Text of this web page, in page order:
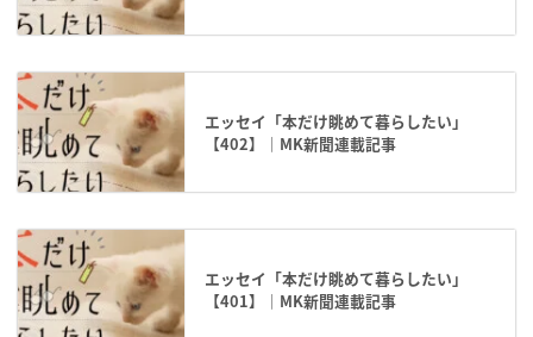
エッセイ「本だけ眺めて暮らしたい」
【402】｜MK新聞連載記事
エッセイ「本だけ眺めて暮らしたい」
【401】｜MK新聞連載記事